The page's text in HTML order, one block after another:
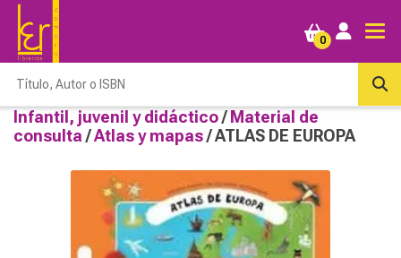
0
Infantil, juvenil y didáctico/ Material de
consulta /Atlas y mapas/ ATLAS DE EUROPA